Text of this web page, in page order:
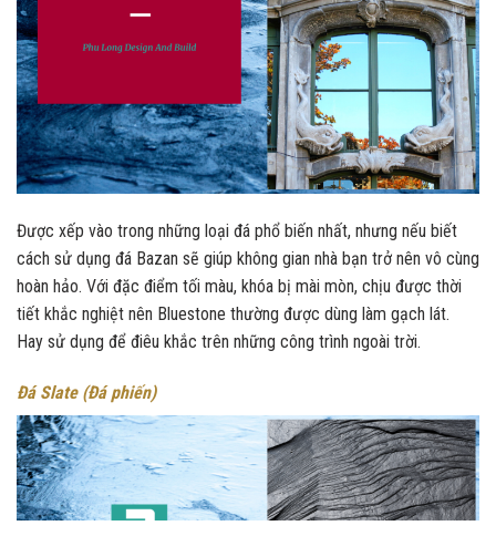
Được xếp vào trong những loại đá phổ biến nhất, nhưng nếu biết
cách sử dụng đá Bazan sẽ giúp không gian nhà bạn trở nên vô cùng
hoàn hảo. Với đặc điểm tối màu, khóa bị mài mòn, chịu được thời
tiết khắc nghiệt nên Bluestone thường được dùng làm gạch lát.
Hay sử dụng để điêu khắc trên những công trình ngoài trời.
Đá Slate (Đá phiến)